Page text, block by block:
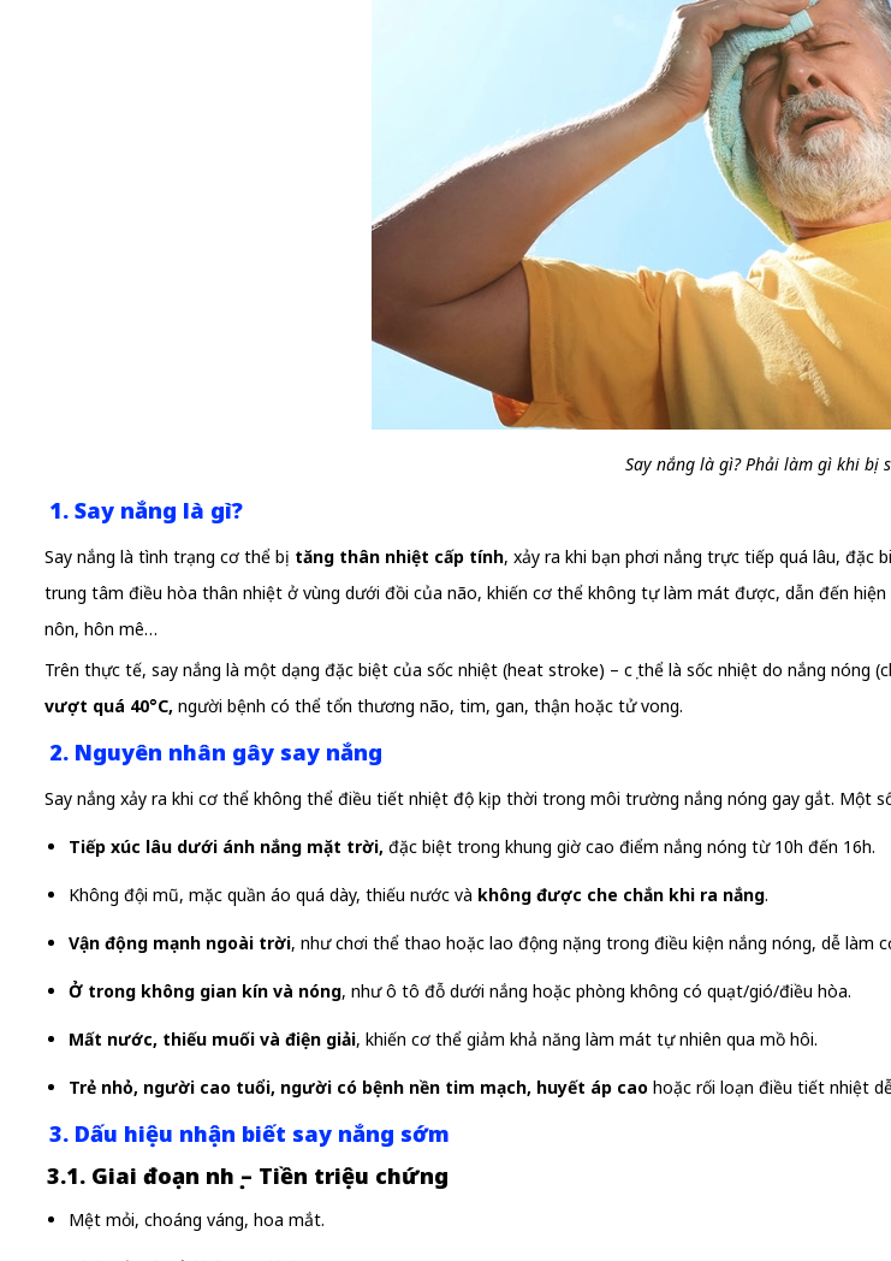
Say nắng là gì? Phải làm gì khi bị
1. Say nắng là gì?
Say nắng là tình trạng cơ thể bị tăng thân nhiệt cấp tính, xảy ra khi bạn phơi nắng trực tiếp quá lâu, đặc
trung tâm điều hòa thân nhiệt ở vùng dưới đồi của não, khiến cơ thể không tự làm mát được, dẫn đến
nôn, hôn mê…
Trên thực tế, say nắng là một dạng đặc biệt của sốc nhiệt (heat stroke) – cụ thể là sốc nhiệt do nắng nóng
vượt quá 40°C, người bệnh có thể tổn thương não, tim, gan, thận hoặc tử vong.
2. Nguyên nhân gây say nắng
Say nắng xảy ra khi cơ thể không thể điều tiết nhiệt độ kịp thời trong môi trường nắng nóng gay gắt. Một
Tiếp xúc lâu dưới ánh nắng mặt trời, đặc biệt trong khung giờ cao điểm nắng nóng từ 10h đến 16h.
Không đội mũ, mặc quần áo quá dày, thiếu nước và không được che chắn khi ra nắng.
Vận động mạnh ngoài trời, như chơi thể thao hoặc lao động nặng trong điều kiện nắng nóng, dễ làm
Ở trong không gian kín và nóng, như ô tô đỗ dưới nắng hoặc phòng không có quạt/gió/điều hòa.
Mất nước, thiếu muối và điện giải, khiến cơ thể giảm khả năng làm mát tự nhiên qua mồ hôi.
Trẻ nhỏ, người cao tuổi, người có bệnh nền tim mạch, huyết áp cao hoặc rối loạn điều tiết nhiệt
3. Dấu hiệu nhận biết say nắng sớm
3.1. Giai đoạn nhẹ – Tiền triệu chứng
Mệt mỏi, choáng váng, hoa mắt.